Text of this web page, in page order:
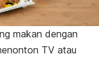
makan dengan
TV atau